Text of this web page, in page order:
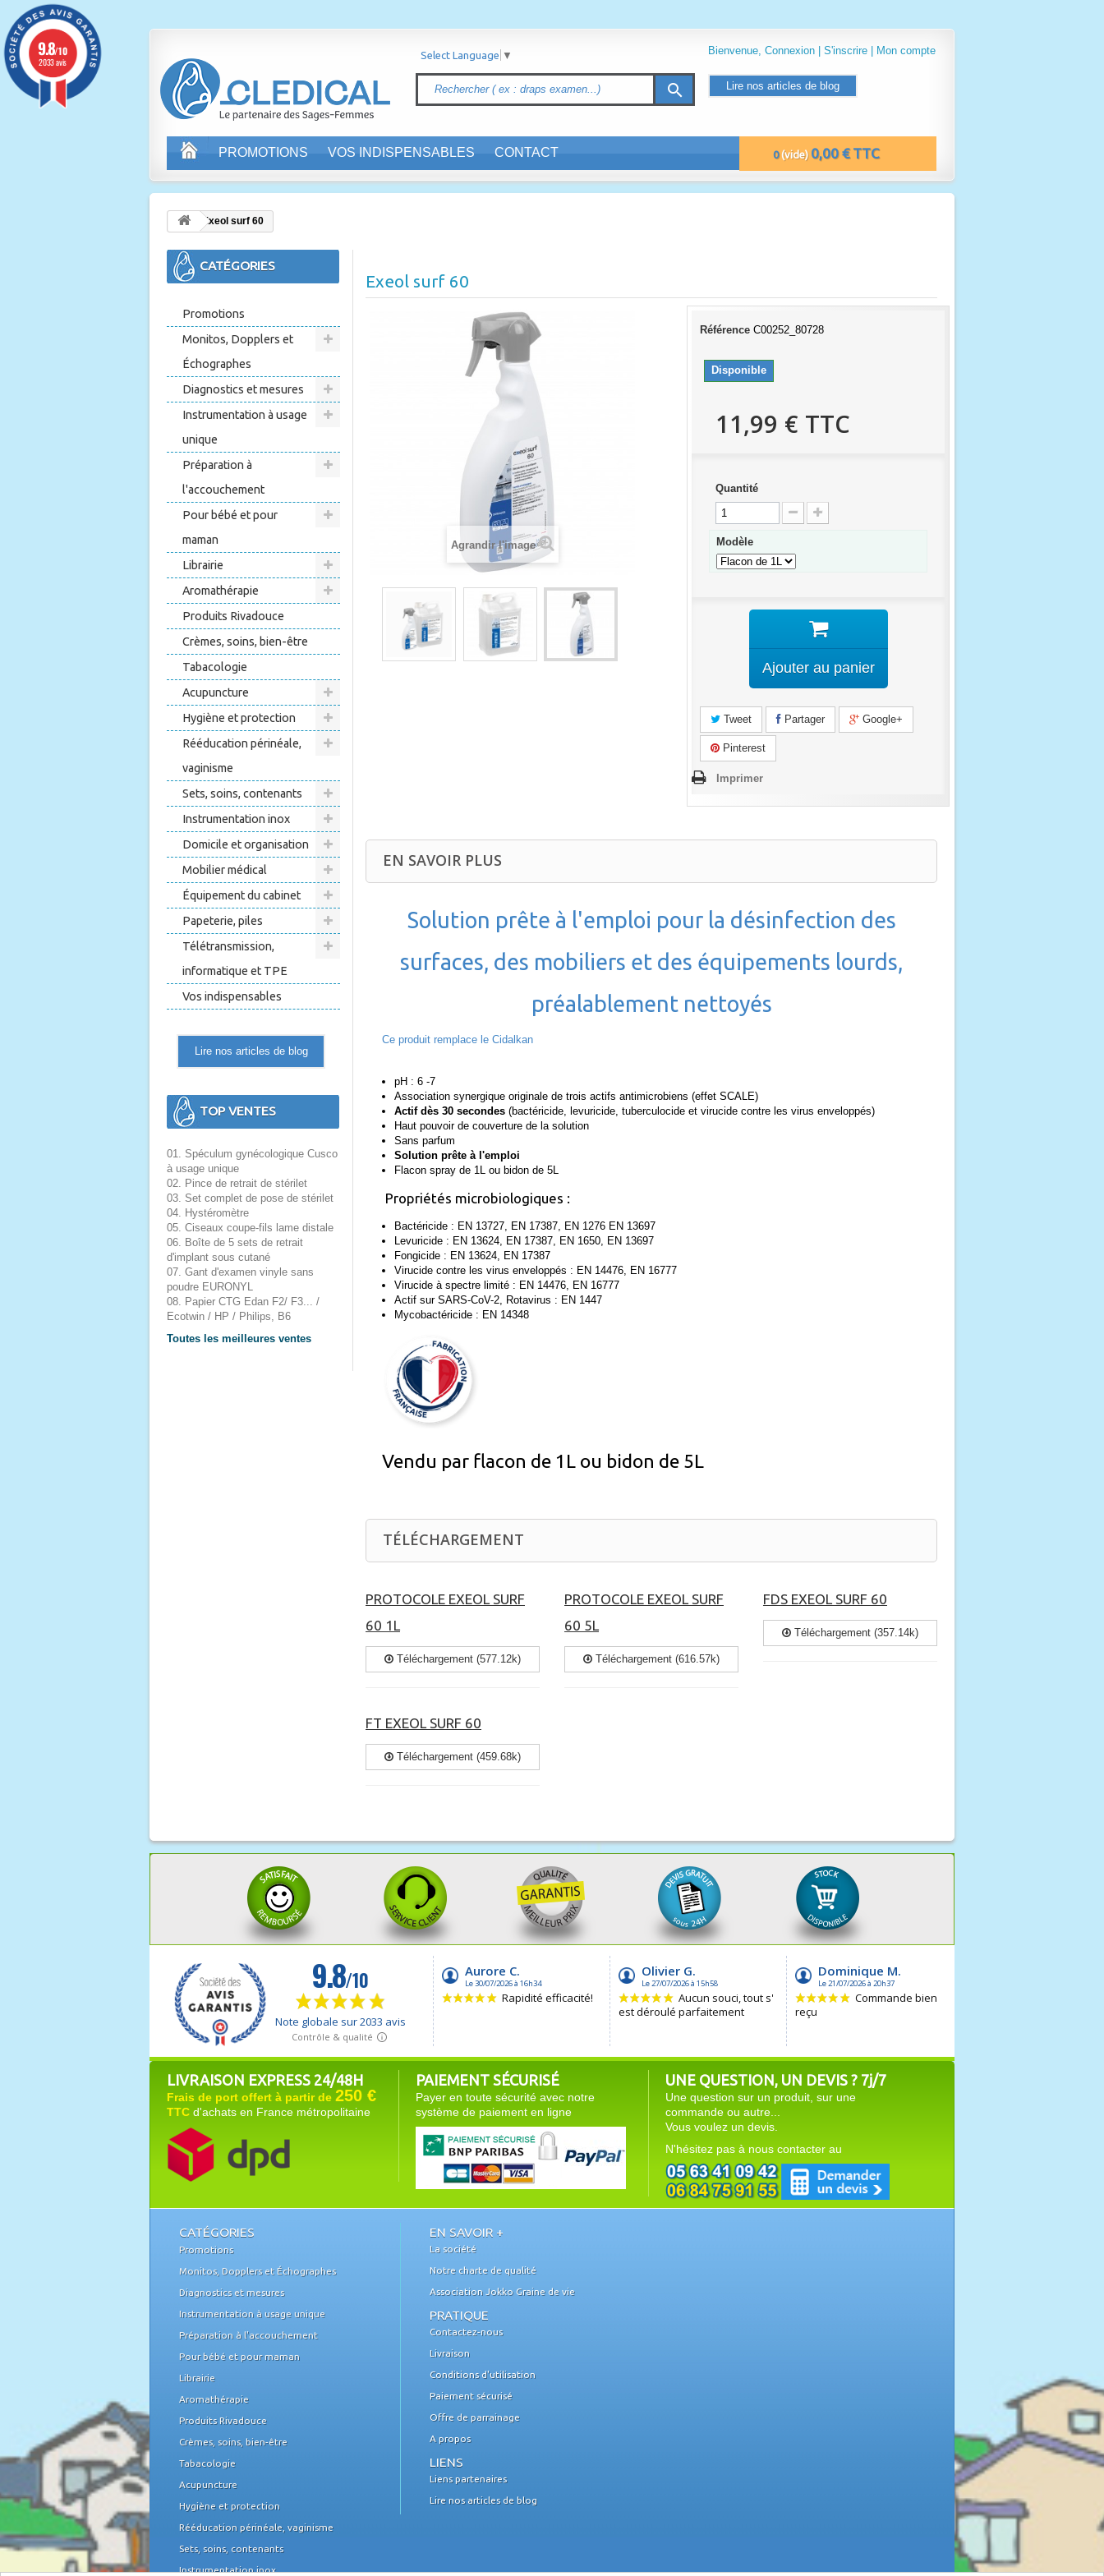
Bienvenue, Connexion | S'inscrire | Mon compte
search
0 (vide) 0,00 € TTC
PROMOTIONS VOS INDISPENSABLES CONTACT
Lire nos articles de blog
Select Language ▼
Exeol surf 60
CATÉGORIES
Promotions
Monitos, Dopplers et
Échographes
Diagnostics et mesures
Instrumentation à usage
unique
Préparation à
l'accouchement
Pour bébé et pour
maman
Librairie
Aromathérapie
Produits Rivadouce
Crèmes, soins, bien-être
Tabacologie
Acupuncture
Hygiène et protection
Rééducation périnéale,
vaginisme
Sets, soins, contenants
Instrumentation inox
Domicile et organisation
Mobilier médical
Équipement du cabinet
Papeterie, piles
Télétransmission,
informatique et TPE
Vos indispensables
Lire nos articles de blog
TOP VENTES
01. Spéculum gynécologique Cusco
à usage unique
02. Pince de retrait de stérilet
03. Set complet de pose de stérilet
04. Hystéromètre
05. Ciseaux coupe-fils lame distale
06. Boîte de 5 sets de retrait
d'implant sous cutané
07. Gant d'examen vinyle sans
poudre EURONYL
08. Papier CTG Edan F2/ F3... /
Ecotwin / HP / Philips, B6
Toutes les meilleures ventes
Exeol surf 60
Agrandir l'image
Référence C00252_80728
Disponible
11,99 € TTC
Quantité
Modèle
Ajouter au panier
Tweet Partager Google+
Pinterest
Imprimer
EN SAVOIR PLUS
Solution prête à l'emploi pour la désinfection des
surfaces, des mobiliers et des équipements lourds,
préalablement nettoyés
Ce produit remplace le Cidalkan
pH : 6 -7
Association synergique originale de trois actifs antimicrobiens (effet SCALE)
Actif dès 30 secondes (bactéricide, levuricide, tuberculocide et virucide contre les virus enveloppés)
Haut pouvoir de couverture de la solution
Sans parfum
Solution prête à l'emploi
Flacon spray de 1L ou bidon de 5L
Propriétés microbiologiques :
Bactéricide : EN 13727, EN 17387, EN 1276 EN 13697
Levuricide : EN 13624, EN 17387, EN 1650, EN 13697
Fongicide : EN 13624, EN 17387
Virucide contre les virus enveloppés : EN 14476, EN 16777
Virucide à spectre limité : EN 14476, EN 16777
Actif sur SARS-CoV-2, Rotavirus : EN 1447
Mycobactéricide : EN 14348
Vendu par flacon de 1L ou bidon de 5L
TÉLÉCHARGEMENT
PROTOCOLE EXEOL SURF
60 1L
Téléchargement (577.12k)
PROTOCOLE EXEOL SURF
60 5L
Téléchargement (616.57k)
FDS EXEOL SURF 60
Téléchargement (357.14k)
FT EXEOL SURF 60
Téléchargement (459.68k)
LIVRAISON EXPRESS 24/48H
Frais de port offert à partir de 250 €
TTC d'achats en France métropolitaine
PAIEMENT SÉCURISÉ
Payer en toute sécurité avec notre
système de paiement en ligne
UNE QUESTION, UN DEVIS ? 7j/7
Une question sur un produit, sur une
commande ou autre...
Vous voulez un devis.
N'hésitez pas à nous contacter au
CATÉGORIES
Promotions
Monitos, Dopplers et Échographes
Diagnostics et mesures
Instrumentation à usage unique
Préparation à l'accouchement
Pour bébé et pour maman
Librairie
Aromathérapie
Produits Rivadouce
Crèmes, soins, bien-être
Tabacologie
Acupuncture
Hygiène et protection
Rééducation périnéale, vaginisme
Sets, soins, contenants
Instrumentation inox
EN SAVOIR +
La société
Notre charte de qualité
Association Jokko Graine de vie
PRATIQUE
Contactez-nous
Livraison
Conditions d'utilisation
Paiement sécurisé
Offre de parrainage
A propos
LIENS
Liens partenaires
Lire nos articles de blog
9.8/10
2033 avis